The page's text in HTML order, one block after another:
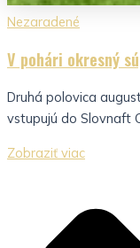
Nezaradené
V pohári okresný
Druhá polovica
vstupujú do Slovnaft
Zobraziť viac